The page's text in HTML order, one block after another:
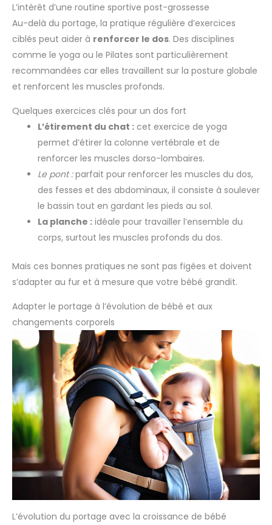
L’intérêt d’une routine sportive post-grossesse
Au-delà du portage, la pratique régulière d’exercices
ciblés peut aider à renforcer le dos. Des disciplines
comme le yoga ou le Pilates sont particulièrement
recommandées car elles travaillent sur la posture globale
et renforcent les muscles profonds.
Quelques exercices clés pour un dos fort
L’étirement du chat : cet exercice de yoga
permet d’étirer la colonne vertébrale et de
renforcer les muscles dorso-lombaires.
Le pont :parfait pour renforcer les muscles du dos,
des fesses et des abdominaux, il consiste à soulever
le bassin tout en gardant les pieds au sol.
La planche : idéale pour travailler l’ensemble du
corps, surtout les muscles profonds du dos.
Mais ces bonnes pratiques ne sont pas figées et doivent
s’adapter au fur et à mesure que votre bébé grandit.
Adapter le portage à l’évolution de bébé et aux
changements corporels
L’évolution du portage avec la croissance de bébé